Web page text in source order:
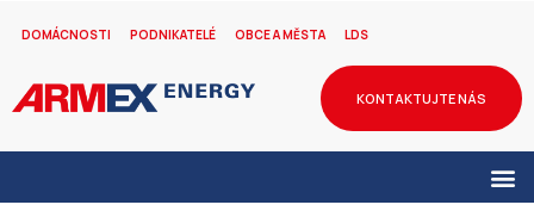
DOMÁCNOSTI PODNIKATELÉ OBCE A MĚSTA LDS
KONTAKTUJTE NÁS